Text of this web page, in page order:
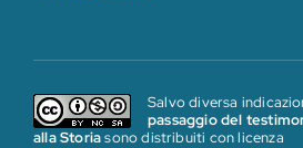
Salvo diversa
passaggio del
alla Storiasono distribuiti con licenza